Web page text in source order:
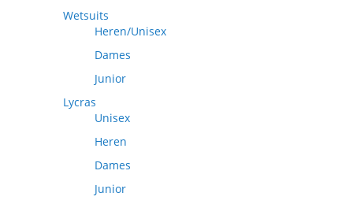
Wetsuits
Heren/Unisex
Dames
Junior
Lycras
Unisex
Heren
Dames
Junior